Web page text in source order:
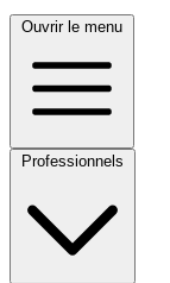
Ouvrir le menu
Professionnels